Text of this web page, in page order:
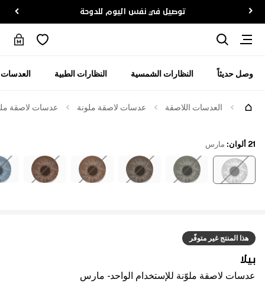
توصيل في نفس اليوم للدوحة
وصل حديثاً النظارات الشمسية النظارات الطبية
العدسات اللاصقة عدسات لاصقة ملونة عدسات لاصقة
هذا المنتج غير متوفّر
بيلا
عدسات لاصقة ملوّنة للإستخدام الواحد - مارس
21 ألوان : مارس